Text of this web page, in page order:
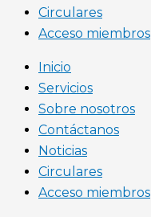
Circulares
Acceso miembros
Inicio
Servicios
Sobre nosotros
Contáctanos
Noticias
Circulares
Acceso miembros